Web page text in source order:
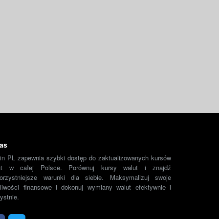
PL zapewnia szybki dostęp do zaktualizowanych kursów
w całej Polsce. Porównuj kursy walut i znajdź
warunki dla siebie. Maksymalizuj swoje
finansowe i dokonuj wymiany walut efektywnie i